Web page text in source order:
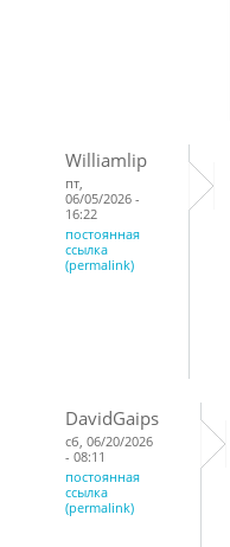
Williamlip
пт,
06/05/2026 -
16:22
постоянная
ссылка
(permalink)
DavidGaips
сб, 06/20/2026
- 08:11
постоянная
ссылка
(permalink)